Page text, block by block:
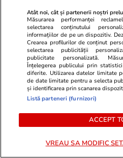
Stiri Mondene
Tom Cruise este de
nou rol din carieră.
spectaculoasă în filmul
Știri Locale
Ce temperatură are apa
litoralul românesc. În
Atât noi, cât și partenerii noștri
Măsurarea performanței
selectarea conținutului
informațiilor de pe un dispozitiv.
Crearea profilurilor de conținut
selectarea publicității
publicitate personalizată.
Înțelegerea publicului prin
diferite. Utilizarea datelor limitate
de date limitate pentru a selecta
și identificarea prin scanarea
Listă parteneri (furnizori)
ACCEPT
VREAU SA MODIFIC